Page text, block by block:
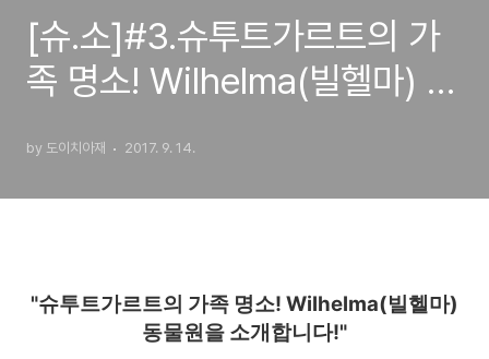
[슈.소]#3.슈투트가르트의 가
족 명소! Wilhelma(빌헬마) 동
by 도이치아재 2017. 9. 14.
"슈투트가르트의 가족 명소! Wilhelma(빌헬마)
동물원을 소개합니다!"